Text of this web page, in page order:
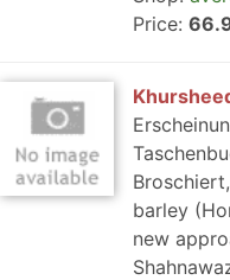
Price:
barley
new